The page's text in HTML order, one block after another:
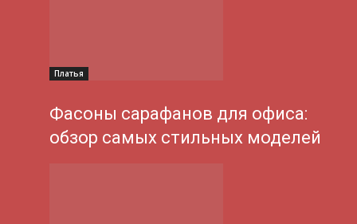
Платья
Фасоны сарафанов для офиса:
обзор самых стильных моделей